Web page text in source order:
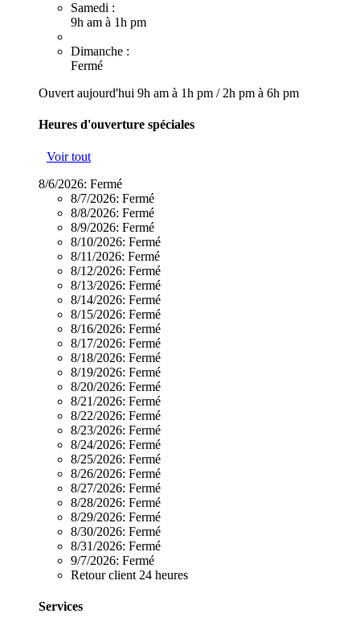
Samedi :
9h am à 1h pm
Dimanche :
Fermé
Ouvert aujourd'hui 9h am à 1h pm / 2h pm à 6h pm
Heures d'ouverture spéciales
Voir tout
8/6/2026: Fermé
8/7/2026: Fermé
8/8/2026: Fermé
8/9/2026: Fermé
8/10/2026: Fermé
8/11/2026: Fermé
8/12/2026: Fermé
8/13/2026: Fermé
8/14/2026: Fermé
8/15/2026: Fermé
8/16/2026: Fermé
8/17/2026: Fermé
8/18/2026: Fermé
8/19/2026: Fermé
8/20/2026: Fermé
8/21/2026: Fermé
8/22/2026: Fermé
8/23/2026: Fermé
8/24/2026: Fermé
8/25/2026: Fermé
8/26/2026: Fermé
8/27/2026: Fermé
8/28/2026: Fermé
8/29/2026: Fermé
8/30/2026: Fermé
8/31/2026: Fermé
9/7/2026: Fermé
Retour client 24 heures
Services